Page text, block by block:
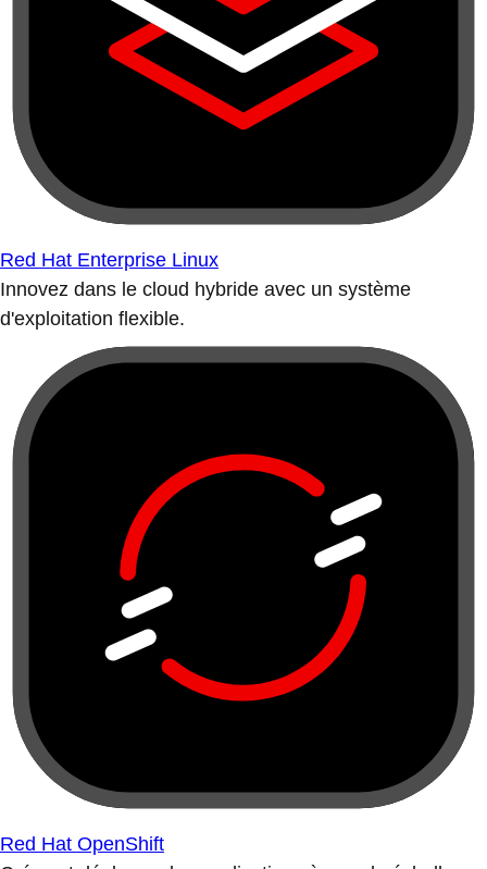
Red Hat Enterprise Linux
Innovez dans le cloud hybride avec un système
d'exploitation flexible.
Red Hat OpenShift